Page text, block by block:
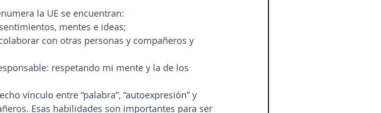
la UE se encuentran:
mentes e ideas;
con otras personas y compañeros y
respetando mi mente y la de los
vínculo entre “palabra”, “autoexpresión” y
Esas habilidades son importantes para ser